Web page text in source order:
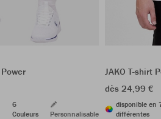
6
Couleurs
Personnalisable
JAKO T-shirt
dès 24,99 €
disponible en
différentes